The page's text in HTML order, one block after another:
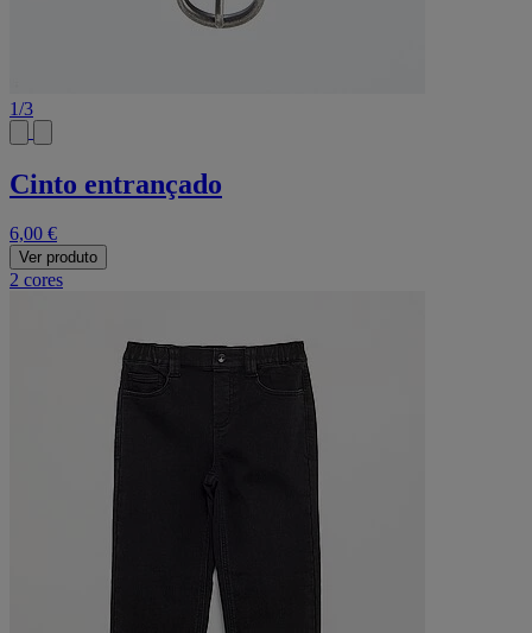
1/3
Cinto entrançado
6,00 €
Ver produto
2 cores